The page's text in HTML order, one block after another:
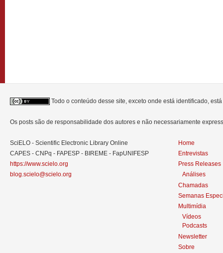
Todo o conteúdo desse site, exceto onde está identificado,
Os posts são de responsabilidade dos autores e não necessariamente
SciELO - Scientific Electronic Library Online
CAPES - CNPq - FAPESP - BIREME - FapUNIFESP
https://www.scielo.org
blog.scielo@scielo.org
Home
Entrevistas
Press Releases
Análises
Chamadas
Semanas
Multimídia
Vídeos
Podcasts
Newsletter
Sobre